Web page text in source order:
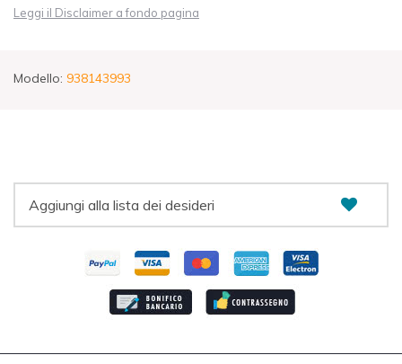
Leggi il Disclaimer a fondo pagina
Modello: 938143993
Aggiungi alla lista dei desideri